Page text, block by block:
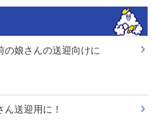
の娘さんの送迎向けに
ん送迎用に！